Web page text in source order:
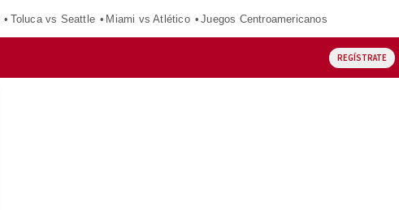
Toluca vs Seattle Miami vs Atlético Juegos Centroamericanos
REGÍSTRATE